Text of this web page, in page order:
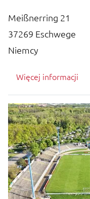
Meißnerring 21
37269 Eschwege
Niemcy
Więcej informacji